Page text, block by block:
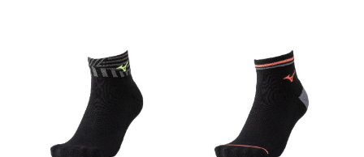
ウォーキングシューズ
ライフスタイルグッズ